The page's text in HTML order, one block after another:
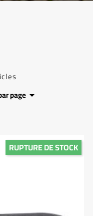
page
RUPTURE DE STOCK